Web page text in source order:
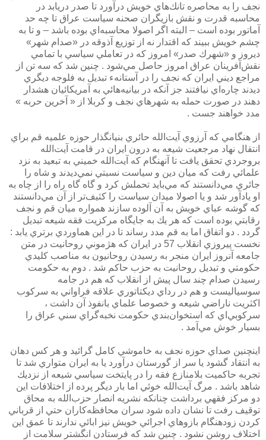
نجف را به محاصره تانك‌هاي خويش درآورد تا صدر دريابد در
محاسبه قدرت و نقش بازيگران صحنه سياست عراق تا چه حد
آماتور بوده است – البته اگر اصولا محاسبه‌اي بوده باشد – و تا به
چشم خويش ببيند كه اقتدار نه از توزيع آذوقه در «صدام شهر»
ديروز و «شهرك صدر» امروز كه در تعاملي سياسي با تمامي
نقش‌آفرينان عراق امروز حاصل مي‌شود . چنين شد كه سه تن از
مراجع ديني ايران كه نجف را در آستانه‌ء تبديل به فلوجه‌ ديگري
ديدند چاره‌اي نيافتند جز آنكه در بيانيه‌هائي به آمريكائيان هشدار
دهند در صورت حمله به شهرهاي نجف و كربلا از « آخرين حربه »
مدد خواهند جست .
از هنگامي كه آرزوي آيت‌الله حائري بنيانگذار حوزه علميه قم براي
انتقال نهاد مرجعيت شيعه به درون ايران در قامت آيت‌الله
بروجردي تحقق يافت تا آنهنگام كه آيت‌الله خميني به تبعيد به نزد
علمائي رفت كه ميان دين و سياست نسبتي نمي‌ديدند و شاه را
جائري مي‌دانستند كه مي‌بايد تحملش كرد و گاه گاه راه را از چاه به
او يادآور شد و يا اصولا ميدان سياست را كثيف‌تر از آن مي‌دانستند
كه گوشه عباي خويش به آن آلوده سازند همواره ميان قم و نجف
رقابتي بوده است كه هر يك به جايگاه مركزيت فقه شيعه تبديل
گردد . دو اتفاق اما به قم مدد رساند تا در اين هماوردي برتري يابد :
نخست پيروزي انقلاب 57 در ايران كه هژموني روحانيت در متن
جامعه آنروز ايران منجر به رسيدن روحانيون به مناصب كليدي
حكومتي و تبديل روحانيت به حزب حاكم شد . دوم به حكومت
رسيدن صدام چند سال پيش از انقلاب كه هم در جامه
سوسياليست و هم در رداي ديكتاتوري علاقه فراواني به سركوب
اكثريت ناراضي شيعه و خصوصا علماي بانفوذ آن داشت ،
سركوبي‌اي كه استخوان‌بندي حكومت نخبه‌گراي سني عراق را
بسيار خوش مي‌آمد .
اينچنين صداي حوزه نجف به خاموشي كامل گرائيد و هر كس دهان
به انتقاد گشود يا سر از گورستان درآورد يا به ايران متواري شد تا
تجربه حاكميت بلامنازع فقه را در پايتخت سياسي شيعه از نزديك
شاهد باشد . مرگ آيت‌الله خوئي اما بار ديگر پرده از اختلافات اين
دو مركز فقهي برداشت چنانكه نشريه انصار حزب‌الله به محاق
توقيف رفت تا نشان داده شود سران محافظه‌كاران حتي از قرباني
كردن زودهنگام بازو‌هاي اجرائي خويش نيز ابائي ندارند تا عمق اين
اختلاف روشن نشود . چنين شد كه فرستادن انگشتر سلامت از